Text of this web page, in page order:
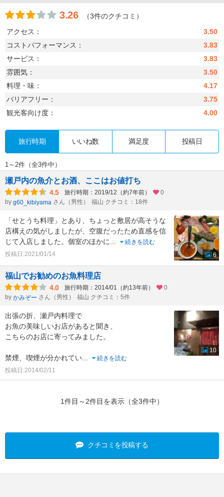
3.26
（3件のクチコミ）
アクセス：
3.50
コストパフォーマンス：
3.83
サービス：
3.83
雰囲気：
3.50
料理・味：
4.17
バリアフリー：
3.75
観光客向け度：
4.00
旅行時期 いいね数 満足度 投稿日
1～2件（全3件中）
瀬戸内の魚介とお酒、ここはお値打ち
4.5 旅行時期：2019/12（約7年前）
0
by g60_kibiyama さん（男性） 福山 クチコミ：18件
「せとうち料理」とあり、ちょっと敷居が高そうな
店構えの気がしましたが、空腹だったため直感を信
じて入店しました。個室のほかに...
続きを読む
投稿日:2021/01/14
6
福山でお勧めのお魚料理店
4.0 旅行時期：2014/01（約13年前）
0
by かみぞー さん（男性） 福山 クチコミ：5件
出張の折、瀬戸内料理で
お魚の美味しいお店があると聞き、
こちらのお店に寄ってみました。
禁煙、喫煙が分かれてい...
続きを読む
投稿日:2014/02/11
10
1件目～2件目を表示（全3件中）
クチコミを投稿する